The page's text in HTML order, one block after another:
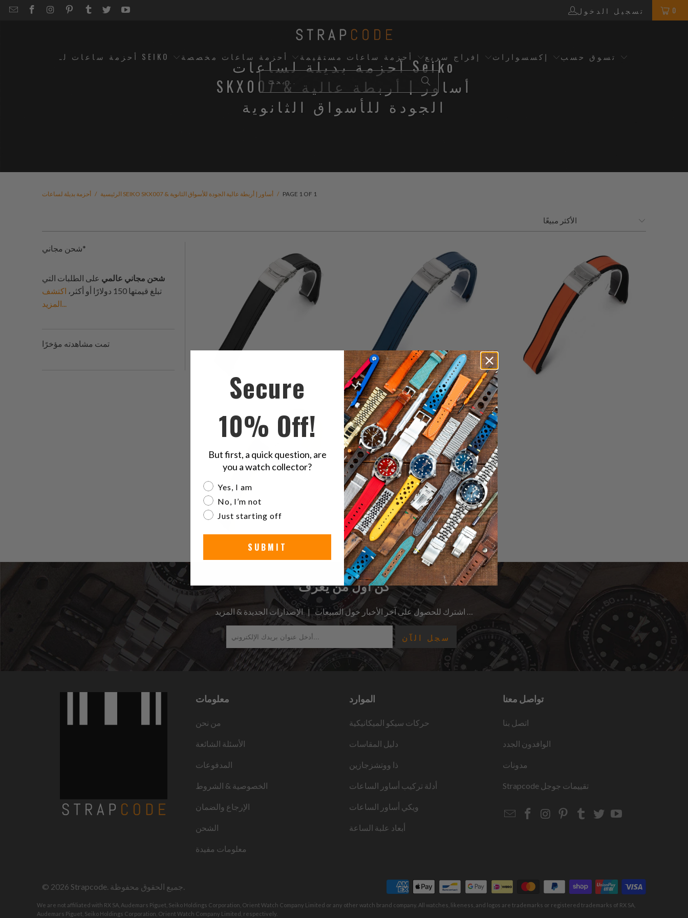
EMAILSTRAPCODE
STRAPCODE
STRAPCODE
STRAPCODE
STRAPCODE
TWITTER
STRAPCODE
YOUTUBE
تسجيل الدخول 0
أحزمة ساعات لـ SEIKO أحزمة ساعات مخصصة أحزمة ساعات مستقيمة إفراج سريع إكسسوارات تسوق حسب
أحزمة بديلة لساعات Seiko
SKX007 & أساور | أربطة عالية
الجودة للأسواق الثانوية
الرئيسية / أحزمة بديلة لساعات SEIKO SKX007 & أساور | أربطة عالية الجودة للأسواق الثانوية / PAGE 1 OF 1
شحن مجاني*
شحن مجاني عالمي على الطلبات التي
تبلغ قيمتها 150 دولارًا أو أكثر،
اكتشف
المزيد...
تمت مشاهدته مؤخرًا
إجمالي
المراجعات
إجمالي
المراجعات
$58.00
إجمالي
المراجعات
$68.00
(0)0
المراجعات
$68.00
(0)0
إجمالي
المراجعات
$68.00
كن أول من يعرف
اشترك للحصول على آخر الأخبار حول المبيعات | الإصدارات الجديدة & المزيد …
معلومات
من نحن
الأسئلة الشائعة
المدفوعات
الخصوصية & الشروط
الإرجاع والضمان
الشحن
معلومات مفيدة
الموارد
حركات سيكو الميكانيكية
دليل المقاسات
ذا ووتشزجازين
أدلة تركيب أساور الساعات
ويكي أساور الساعات
أبعاد علبة الساعة
تواصل معنا
اتصل بنا
الوافدون الجدد
مدونات
Strapcode تقييمات جوجل
EmailStrapcode
Strapcode
Strapcode
Strapcode
Strapcode
© 2026 Strapcode . جميع الحقوق محفوظة.
We are not affiliated with RX SA, Audemars Piguet, Seiko Holdings Corporation, Orient Watch Company Limited or any other watch brand company. All watches, likeness, and logos are trademarks or registered trademarks of RX SA,
Audemars Piguet, Seiko Holdings Corporation, Orient Watch Company Limited, respectively.
Secure
10% Off!
But first, a quick question, are
you a watch collector?
Are you a watch collector?
Yes, I am
No, I’m not
Just starting off
SUBMIT